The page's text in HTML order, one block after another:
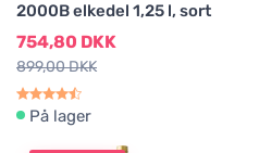
2000B elkedel 1,25 l, sort
754,80 DKK
899,00 DKK
På lager